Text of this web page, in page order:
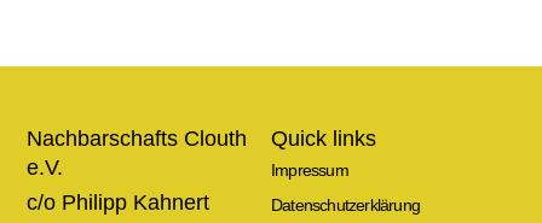
Quick links
Impressum
Datenschutzerklärung
Nachbarschafts Clouth
e.V.
c/o Philipp Kahnert